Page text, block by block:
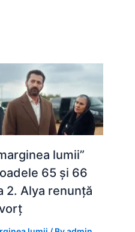
lumii”
65 și 66
2. Alya renunță